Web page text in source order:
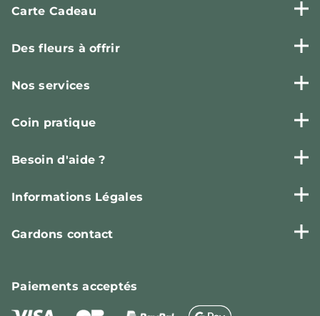
Carte Cadeau
Des fleurs à offrir
Nos services
Coin pratique
Besoin d'aide ?
Informations Légales
Gardons contact
Paiementsacceptés